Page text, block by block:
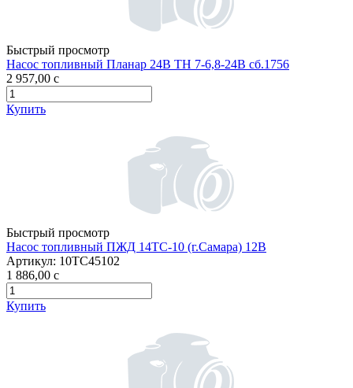
Быстрый просмотр
Насос топливный Планар 24В ТН 7-6,8-24В сб.1756
2 957,00 c
Купить
Быстрый просмотр
Насос топливный ПЖД 14ТС-10 (г.Самара) 12В
Артикул: 10ТС45102
1 886,00 c
Купить